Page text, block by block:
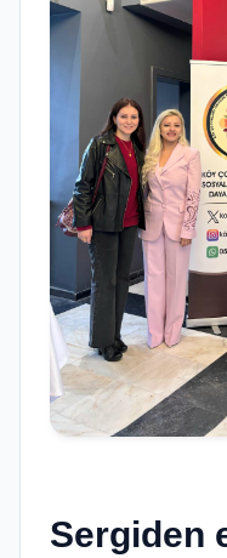
Sergiden